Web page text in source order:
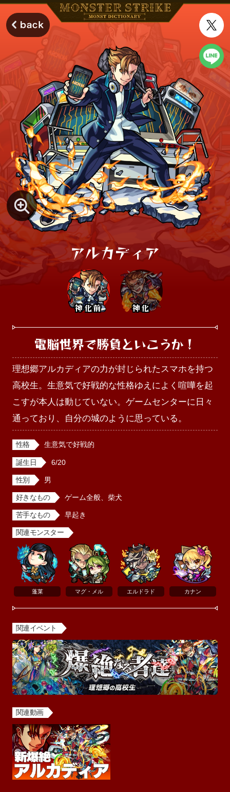
アルカディア
神化前 神化
電脳世界で勝負といこうか！
理想郷アルカディアの力が封じられたスマホを持つ
高校生。生意気で好戦的な性格ゆえによく喧嘩を起
こすが本人は動じていない。ゲームセンターに日々
通っており、自分の城のように思っている。
性格 生意気で好戦的
誕生日 6/20
性別 男
好きなもの ゲーム全般、柴犬
苦手なもの 早起き
関連モンスター
蓬莱 マグ・メル エルドラド カナン
関連イベント
関連動画